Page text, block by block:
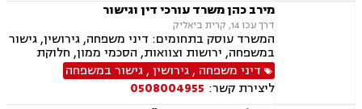
מירב כהן משרד עורכי דין וגישור
דרך עכו 14, קרית ביאליק
המשרד עוסק בתחומים: דיני משפחה, גירושין, גישור
במשפחה, ירושות וצוואות, הסכמי ממון, חלוקת
רכוש, ייפוי כח מתמשך, ניכור הורי, אבהות,
אפוטרופסות, מזונות, משמורת, זמני שהות, ידועים
בציבור, נישואים אזרחיים, העברה בין דורית, חוק
דיני משפחה ,גירושין,גישור במשפחה
ליצירת קשר: 0508004955